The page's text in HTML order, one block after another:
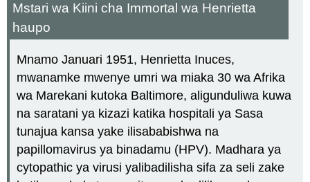
Mstari wa Kiini cha Immortal wa Henrietta
haupo
Mnamo Januari 1951, Henrietta Inuces,
mwanamke mwenye umri wa miaka 30 wa Afrika
wa Marekani kutoka Baltimore, aligunduliwa kuwa
na saratani ya kizazi katika hospitali ya Sasa
tunajua kansa yake ilisababishwa na
papillomavirus ya binadamu (HPV). Madhara ya
cytopathic ya virusi yalibadilisha sifa za seli zake